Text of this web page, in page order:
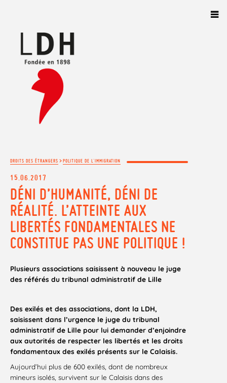
DROITS DES ÉTRANGERS >POLITIQUE DE L'IMMIGRATION
15.06.2017
DÉNI D’HUMANITÉ, DÉNI DE
RÉALITÉ. L’ATTEINTE AUX
LIBERTÉS FONDAMENTALES NE
CONSTITUE PAS UNE POLITIQUE !
Plusieurs associations saisissent à nouveau le juge
des référés du tribunal administratif de Lille
Des exilés et des associations, dont la LDH,
saisissent dans l’urgence le juge du tribunal
administratif de Lille pour lui demander d’enjoindre
aux autorités de respecter les libertés et les droits
fondamentaux des exilés présents sur le Calaisis.
Aujourd’hui plus de 600 exilés, dont de nombreux
mineurs isolés, survivent sur le Calaisis dans des